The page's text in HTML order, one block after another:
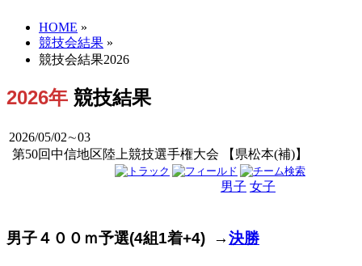
HOME »
競技会結果 »
競技会結果2026
2026年 競技結果
2026/05/02∼03
第50回中信地区陸上競技選手権大会 【県松本(補)】
男子 女子
男子４００ｍ予選(4組1着+4) →決勝